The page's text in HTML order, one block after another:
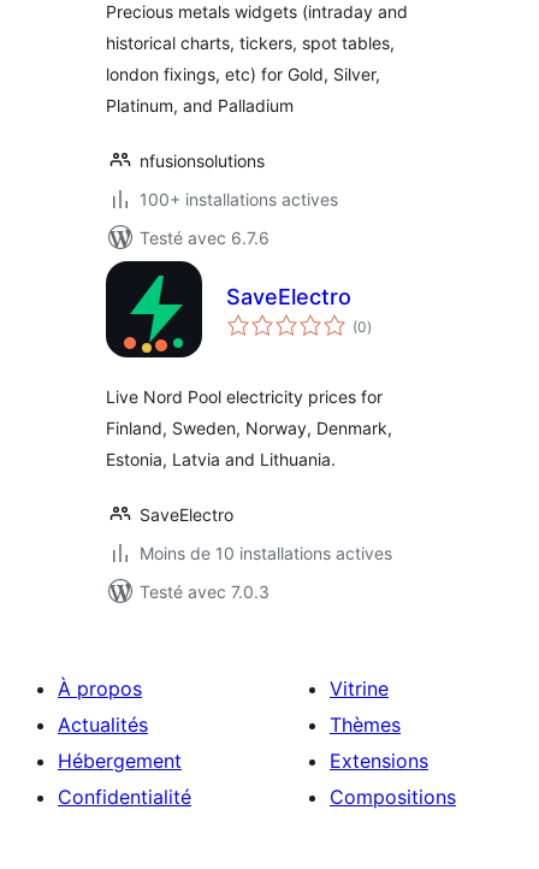
Precious metals widgets (intraday and
historical charts, tickers, spot tables,
london fixings, etc) for Gold, Silver,
Platinum, and Palladium
nfusionsolutions
100+ installations actives
Testé avec 6.7.6
SaveElectro
(0notes
en
)
Live Nord Pool electricity prices for
Finland, Sweden, Norway, Denmark,
Estonia, Latvia and Lithuania.
SaveElectro
Moins de 10 installations actives
Testé avec 7.0.3
À propos
Actualités
Hébergement
Confidentialité
Vitrine
Thèmes
Extensions
Compositions